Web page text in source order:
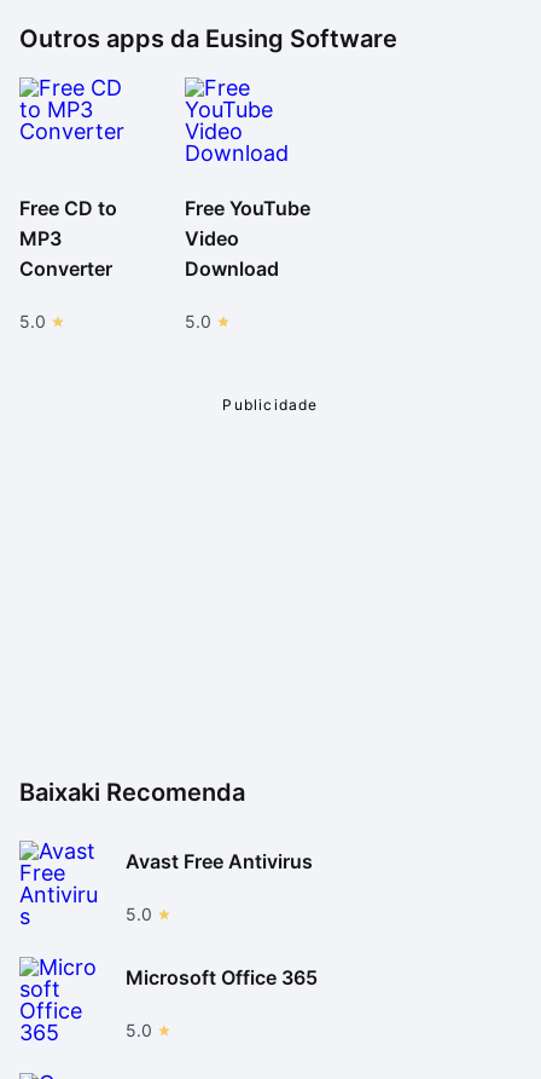
Outros apps da Eusing Software
Free CD to
MP3
Converter
5.0
Free YouTube
Video
Download
5.0
Baixaki Recomenda
Avast Free Antivirus
5.0
Microsoft Office 365
5.0